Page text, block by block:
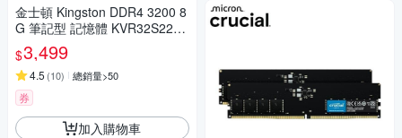
金士頓 Kingston DDR4 3200 8
G 筆記型 記憶體 KVR32S22S
8/8
$3,499
4.5 (10) 總銷量>50
券
加入購物車